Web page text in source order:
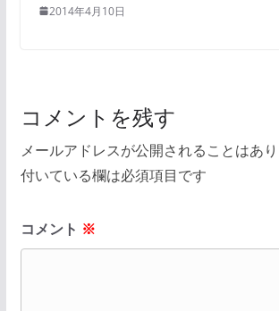
2014年4月10日
コメントを残す
メールアドレスが公開されることはあり
付いている欄は必須項目です
コメント ※